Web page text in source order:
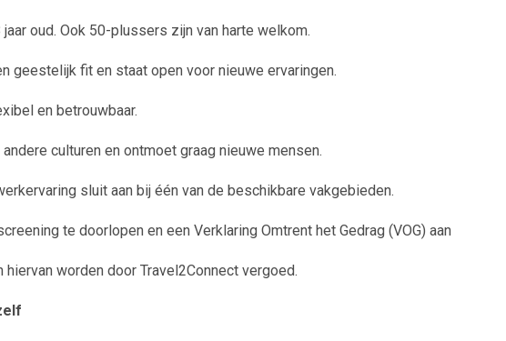
oud. Ook 50-plussers zijn van harte welkom.
geestelijk fit en staat open voor nieuwe ervaringen.
en betrouwbaar.
culturen en ontmoet graag nieuwe mensen.
sluit aan bij één van de beschikbare vakgebieden.
te doorlopen en een Verklaring Omtrent het Gedrag (VOG) aan
hiervan worden door Travel2Connect vergoed.